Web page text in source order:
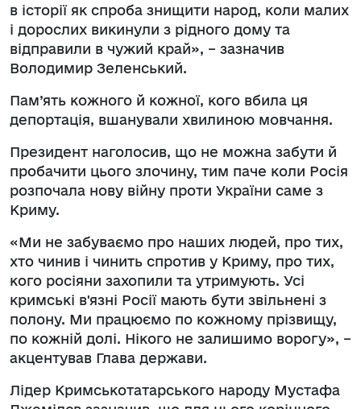
в історії як спроба знищити народ, коли малих
і дорослих викинули з рідного дому та
відправили в чужий край», – зазначив
Володимир Зеленський.
Пам’ять кожного й кожної, кого вбила ця
депортація, вшанували хвилиною мовчання.
Президент наголосив, що не можна забути й
пробачити цього злочину, тим паче коли Росія
розпочала нову війну проти України саме з
Криму.
«Ми не забуваємо про наших людей, про тих,
хто чинив і чинить спротив у Криму, про тих,
кого росіяни захопили та утримують. Усі
кримські в'язні Росії мають бути звільнені з
полону. Ми працюємо по кожному прізвищу,
по кожній долі. Нікого не залишимо ворогу», –
акцентував Глава держави.
Лідер Кримськотатарського народу Мустафа